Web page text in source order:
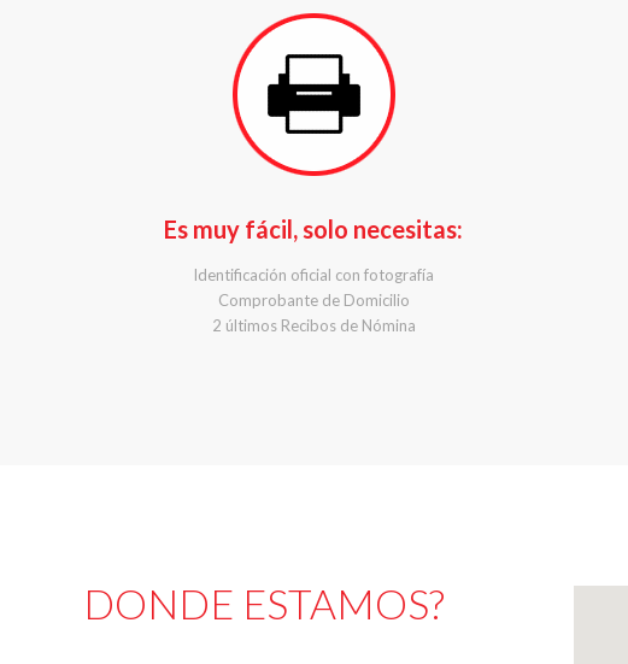
Es muy fácil, solo necesitas:
Identificación oficial con fotografía
Comprobante de Domicilio
2 últimos Recibos de Nómina
DONDE ESTAMOS?